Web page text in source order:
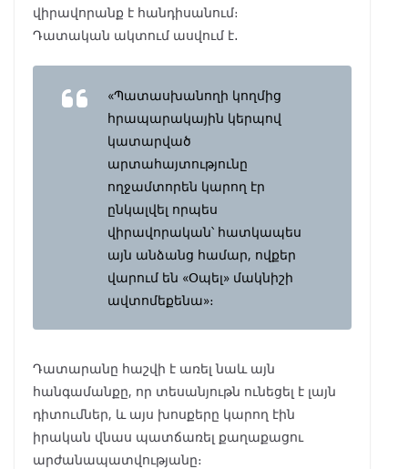
վիրավորանք է հանդիսանում։
Դատական ակտում ասվում է․
«Պատասխանողի կողմից
հրապարակային կերպով
կատարված
արտահայտությունը
ողջամտորեն կարող էր
ընկալվել որպես
վիրավորական՝ հատկապես
այն անձանց համար, ովքեր
վարում են «Օպել» մակնիշի
ավտոմեքենա»։
Դատարանը հաշվի է առել նաև այն
հանգամանքը, որ տեսանյութն ունեցել է լայն
դիտումներ, և այս խոսքերը կարող էին
իրական վնաս պատճառել քաղաքացու
արժանապատվությանը։